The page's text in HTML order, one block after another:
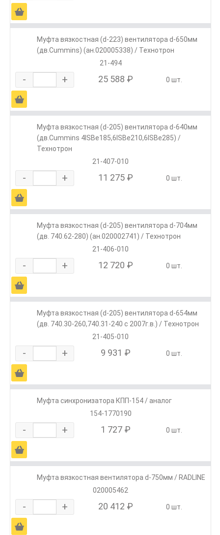
Ä
Муфта вязкостная (d-223) вентилятора d-650мм
(дв.Cummins) (ан.020005338) / Технотрон
21-494
- + 25 588 ₽ 0 шт.
Ä
Муфта вязкостная (d-205) вентилятора d-640мм
(дв.Cummins 4ISBe185,6ISBe210,6ISBe285) /
Технотрон
21-407-010
- + 11 275 ₽ 0 шт.
Ä
Муфта вязкостная (d-205) вентилятора d-704мм
(дв. 740.62-280) (ан.020002741) / Технотрон
21-406-010
- + 12 720 ₽ 0 шт.
Ä
Муфта вязкостная (d-205) вентилятора d-654мм
(дв. 740.30-260,740.31-240 с 2007г.в.) / Технотрон
21-405-010
- + 9 931 ₽ 0 шт.
Ä
Муфта синхронизатора КПП-154 / аналог
154-1770190
- + 1 727 ₽ 0 шт.
Ä
Муфта вязкостная вентилятора d-750мм / RADLINE
020005462
- + 20 412 ₽ 0 шт.
Ä